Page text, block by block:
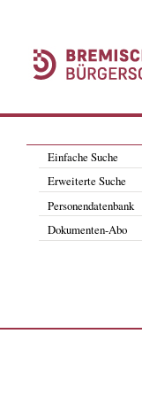
Einfache Suche
Erweiterte Suche
Personendatenbank
Dokumenten-Abo